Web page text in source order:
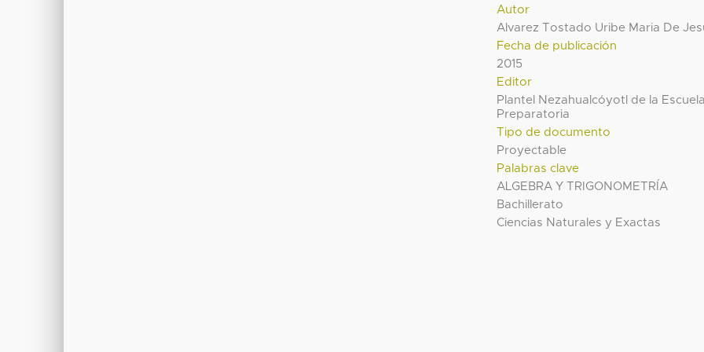
Autor
Alvarez Tostado Uribe Maria De
Fecha de publicación
2015
Editor
Plantel Nezahualcóyotl de la
Preparatoria
Tipo de documento
Proyectable
Palabras clave
ALGEBRA Y TRIGONOMETRÍA
Bachillerato
Ciencias Naturales y Exactas